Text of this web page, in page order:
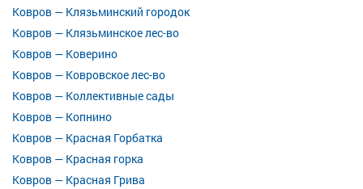
Ковров — Клязьминский городок
Ковров — Клязьминское лес-во
Ковров — Коверино
Ковров — Ковровское лес-во
Ковров — Коллективные сады
Ковров — Копнино
Ковров — Красная Горбатка
Ковров — Красная горка
Ковров — Красная Грива